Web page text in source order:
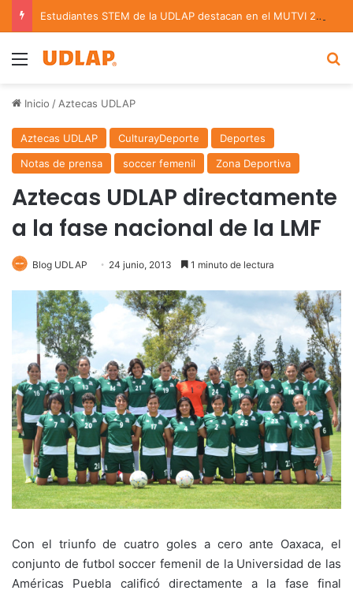
Estudiantes STEM de la UDLAP destacan en el MUTVI 2026
Menu
Inicio / Aztecas UDLAP
Aztecas UDLAP CulturayDeporte
Deportes
Notas de prensa
soccer femenil Zona Deportiva
Aztecas UDLAP directamente
a la fase nacional de la LMF
Blog UDLAP 24 junio, 2013 1 minuto de lectura
Con el triunfo de cuatro goles a cero ante Oaxaca, el
conjunto de futbol soccer femenil de la Universidad de las
Américas Puebla calificó directamente a la fase final